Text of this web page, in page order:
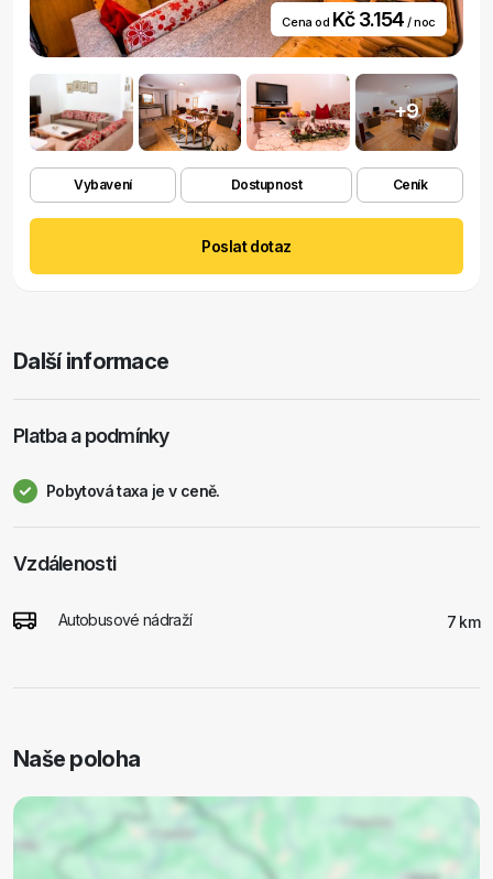
Cena od Kč 3.154 / noc
+9
Vybavení Dostupnost Ceník
Poslat dotaz
Další informace
Platba a podmínky
Pobytová taxa je v ceně.
Vzdálenosti
Autobusové nádraží 7 km
Naše poloha